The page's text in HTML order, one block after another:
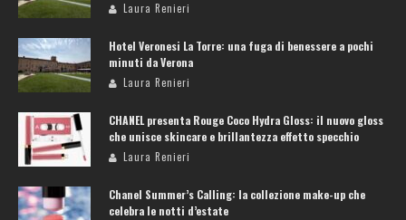
Laura Renieri
Hotel Veronesi La Torre: una fuga di benessere a pochi
minuti da Verona
Laura Renieri
CHANEL presenta Rouge Coco Hydra Gloss: il nuovo gloss
che unisce skincare e brillantezza effetto specchio
Laura Renieri
Chanel Summer’s Calling: la collezione make-up che
celebra le notti d’estate